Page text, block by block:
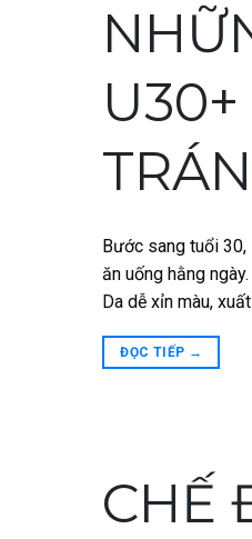
Bước sang tuổi
ăn uống hằng
Da dễ xỉn màu,
ĐỌC TIẾP →
CHẾ